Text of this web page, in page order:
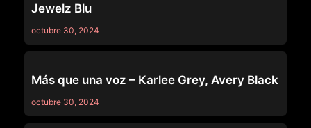
Jewelz Blu
octubre 30, 2024
Más que una voz – Karlee Grey, Avery Black
octubre 30, 2024